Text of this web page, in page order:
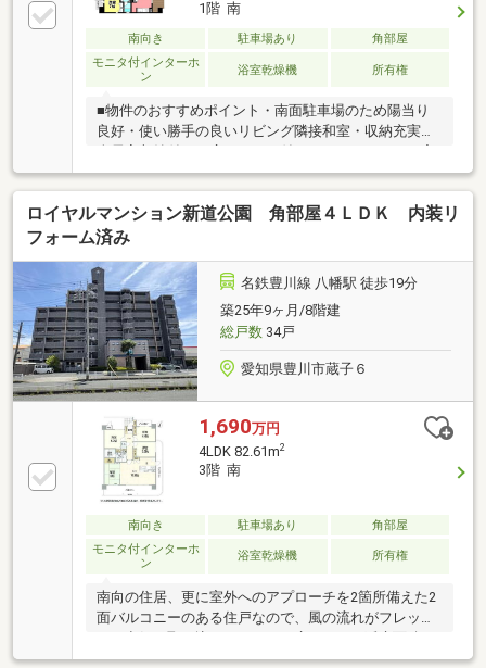
1階 南
南向き 駐車場あり
角部屋
モニタ付インターホ
ン
浴室乾燥機 所有権
■物件のおすすめポイント・南面駐車場のため陽当り
良好・使い勝手の良いリビング隣接和室・収納充実！
配ボックスなど設備充実■周辺環境・金屋小学校／徒
歩9分・フィール豊川店／徒歩7分・イオン豊川開運通
店／徒歩7分■交通アクセス・名鉄豊川線「稲荷口」駅
／徒歩11分・豊鉄バス「金屋元町」停／徒歩6分・県
ウスドゥ！豊川八幡》お家の購入・売却・ローン相
談、何でもお任せください♪【対応言語：英語 ／ポル
トガル語】（language：English／Portuguese）
ロイヤルマンション新道公園 角部屋４ＬＤＫ 内装リ
フォーム済み
名鉄豊川線 八幡駅 徒歩19分
築25年9ヶ月/8階建
総戸数34戸
愛知県豊川市蔵子６
1,690万円
4LDK 82.61m2
3階 南
南向き 駐車場あり
角部屋
モニタ付インターホ
ン
浴室乾燥機 所有権
南向の住居、更に室外へのアプローチを2箇所備えた2
面バルコニーのある住戸なので、風の流れがフレッシ
ュな空気を取り込みます。また広々とした延床面積
82.61㎡の居室空間。家族の物語が生まれる4LDK。是